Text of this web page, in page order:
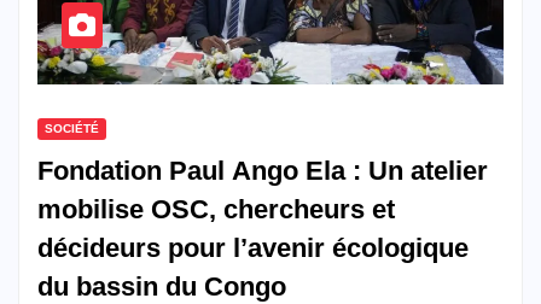
SOCIÉTÉ
Fondation Paul Ango Ela : Un atelier
mobilise OSC, chercheurs et
décideurs pour l’avenir écologique
du bassin du Congo